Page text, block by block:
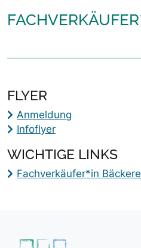
FLYER
Anmeldung
Infoflyer
WICHTIGE LINKS
Fachverkäufer*in